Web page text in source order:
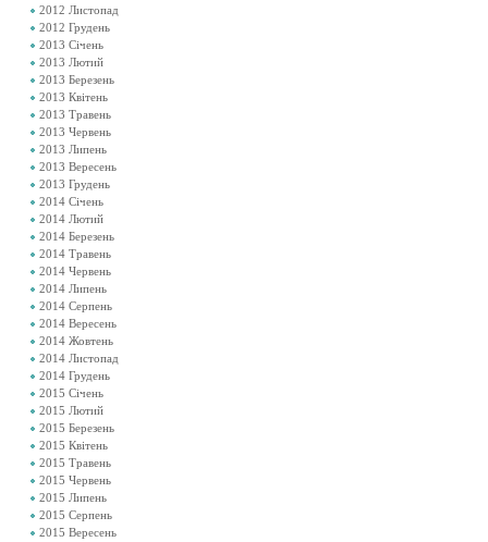
2012 Листопад
2012 Грудень
2013 Січень
2013 Лютий
2013 Березень
2013 Квітень
2013 Травень
2013 Червень
2013 Липень
2013 Вересень
2013 Грудень
2014 Січень
2014 Лютий
2014 Березень
2014 Травень
2014 Червень
2014 Липень
2014 Серпень
2014 Вересень
2014 Жовтень
2014 Листопад
2014 Грудень
2015 Січень
2015 Лютий
2015 Березень
2015 Квітень
2015 Травень
2015 Червень
2015 Липень
2015 Серпень
2015 Вересень